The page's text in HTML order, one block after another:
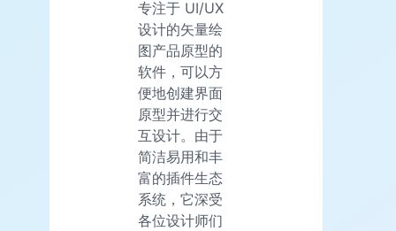
专注于 UI/UX
设计的矢量绘
图产品原型的
软件，可以方
便地创建界面
原型并进行交
互设计。由于
简洁易用和丰
富的插件生态
系统，它深受
各位设计师们